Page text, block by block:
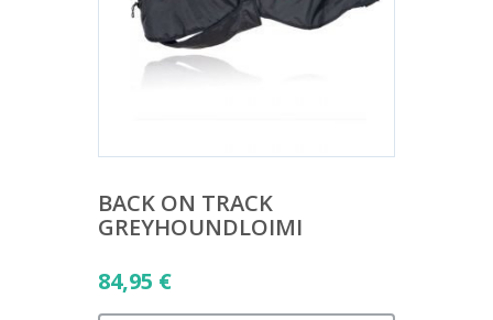
BACK ON TRACK
GREYHOUNDLOIMI
84,95 €